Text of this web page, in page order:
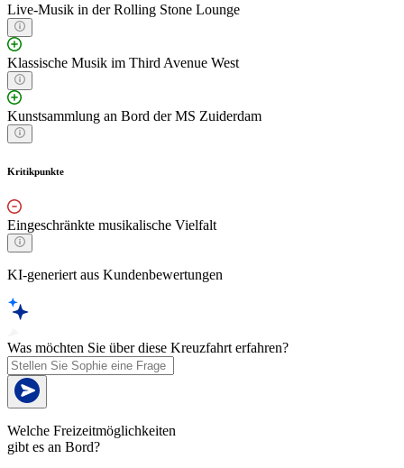
Live-Musik in der Rolling Stone Lounge
Klassische Musik im Third Avenue West
Kunstsammlung an Bord der MS Zuiderdam
Kritikpunkte
Eingeschränkte musikalische Vielfalt
KI-generiert aus Kundenbewertungen
Was möchten Sie über diese Kreuzfahrt erfahren?
Welche Freizeitmöglichkeiten
gibt es an Bord?